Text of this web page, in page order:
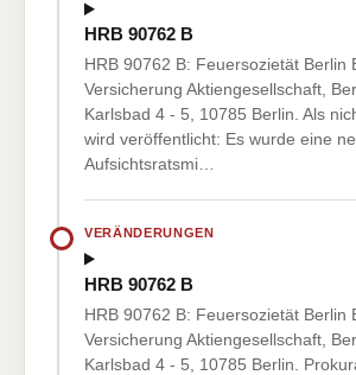
HRB 90762 B
HRB 90762 B: Feuersozietät Berlin
Versicherung Aktiengesellschaft,
Karlsbad 4 - 5, 10785 Berlin. Als
wird veröffentlicht: Es wurde eine
Aufsichtsratsmi…
VERÄNDERUNGEN
HRB 90762 B
HRB 90762 B: Feuersozietät Berlin
Versicherung Aktiengesellschaft,
Karlsbad 4 - 5, 10785 Berlin.